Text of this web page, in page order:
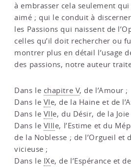
à embrasser cela seulement qui
aimé ; qui le conduit à
les Passions qui naissent de
celles qu’il doit rechercher ou
montrer plus en détail l’usage
des passions, notre auteur
Dans le chapitre V, de l’Amour ;
Dans le VIe, de la Haine et de
Dans le VIIe, du Désir, de la
Dans le VIIIe, l’Estime et du
de la Noblesse ; de l’Orgueil et
vicieuse ;
Dans le IXe, de l’Espérance et